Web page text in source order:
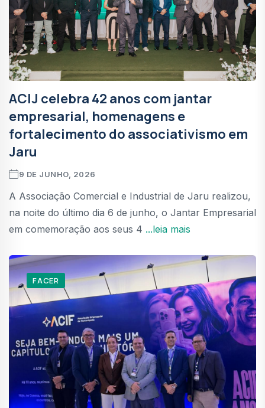
ACIJ celebra 42 anos com jantar
empresarial, homenagens e
fortalecimento do associativismo em
Jaru
9 DE JUNHO, 2026
A Associação Comercial e Industrial de Jaru realizou,
na noite do último dia 6 de junho, o Jantar Empresarial
em comemoração aos seus 4 ...leia mais
FACER